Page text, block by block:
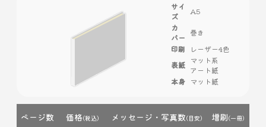
サイ
ズ
A5
カ
バー
巻き
印刷
レーザー4色
表紙 マット系
アート紙
本身 マット紙
ページ数 価格(税込) メッセージ ・ 写真数(目安) 増刷(一冊)